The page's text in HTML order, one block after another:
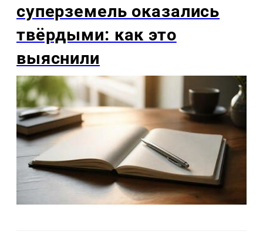
суперземель оказались
твёрдыми: как это
выяснили